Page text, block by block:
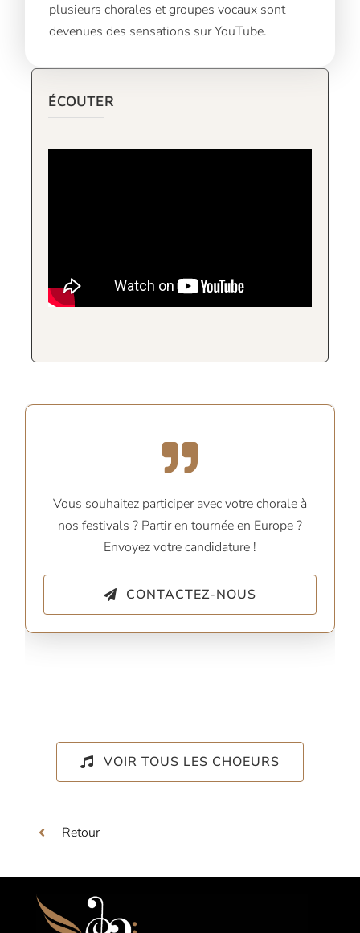
plusieurs chorales et groupes vocaux sont
devenues des sensations sur YouTube.
ÉCOUTER
Vous souhaitez participer avec votre chorale à
nos festivals ? Partir en tournée en Europe ?
Envoyez votre candidature !
CONTACTEZ-NOUS
VOIR TOUS LES CHOEURS
Retour